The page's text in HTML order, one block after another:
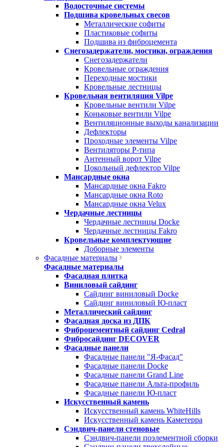
Водосточные системы
Подшива кровельных свесов
Металлические софиты
Пластиковые софиты
Подшива из фиброцемента
Снегозадержатели, мостики, ограждения
Снегозадержатели
Кровельные ограждения
Переходные мостики
Кровельные лестницы
Кровельная вентиляция Vilpe
Кровельные вентили Vilpe
Коньковые вентили Vilpe
Вентиляционные выходы канализации
Дефлекторы
Проходные элементы Vilpe
Вентиляторы P-типа
Антенный ворот Vilpe
Цокольный дефлектор Vilpe
Мансардные окна
Мансардные окна Fakro
Мансардные окна Roto
Мансардные окна Velux
Чердачные лестницы
Чердачные лестницы Docke
Чердачные лестницы Fakro
Кровельные комплектующие
Доборные элементы
Фасадные материалы
Фасадные материалы
Фасадная плитка
Виниловый сайдинг
Сайдинг виниловый Docke
Сайдинг виниловый Ю-пласт
Металлический сайдинг
Фасадная доска из ДПК
Фиброцементный сайдинг Cedral
Фибросайдинг DECOVER
Фасадные панели
Фасадные панели "Я-Фасад"
Фасадные панели Docke
Фасадные панели Grand Line
Фасадные панели Альта-профиль
Фасадные панели Ю-пласт
Искусственный камень
Искусственный камень WhiteHills
Искусственный камень Каметерра
Сэндвич-панели стеновые
Сэндвич-панели поэлементной сборки